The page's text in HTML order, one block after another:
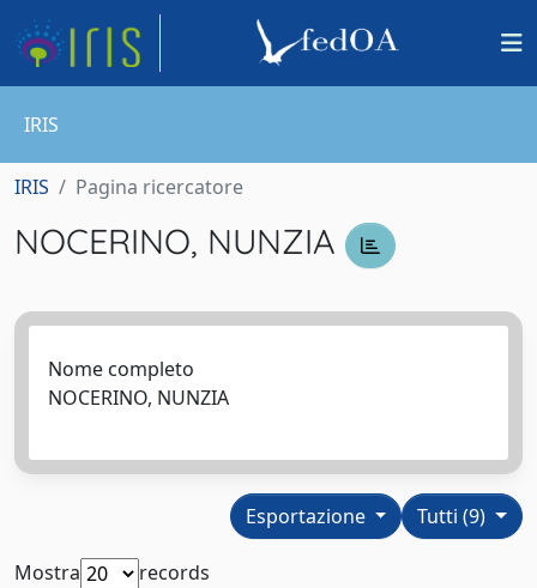
IRIS
IRIS Pagina ricercatore
NOCERINO, NUNZIA
Nome completo
NOCERINO, NUNZIA
Tutti (9)
Esportazione
Mostra
records